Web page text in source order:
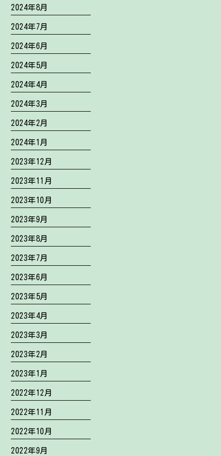
2024年8月
2024年7月
2024年6月
2024年5月
2024年4月
2024年3月
2024年2月
2024年1月
2023年12月
2023年11月
2023年10月
2023年9月
2023年8月
2023年7月
2023年6月
2023年5月
2023年4月
2023年3月
2023年2月
2023年1月
2022年12月
2022年11月
2022年10月
2022年9月